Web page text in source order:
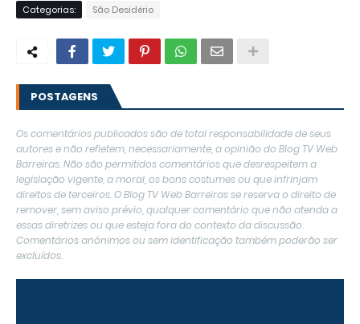
Categorias: São Desidério
POSTAGENS
Os comentários publicados são de total responsabilidade de seus
autores e não refletem, necessariamente, a opinião do Blog TV Web
Barreiras. Não são permitidos comentários que desrespeitem a
legislação vigente, a moral, os bons costumes ou que infrinjam
direitos de terceiros. O Blog TV Web Barreiras se reserva o direito de
remover, sem aviso prévio, qualquer comentário que não atenda a
essas diretrizes ou que esteja fora do contexto da discussão.
Comentários anônimos ou sem identificação também poderão ser
excluídos.